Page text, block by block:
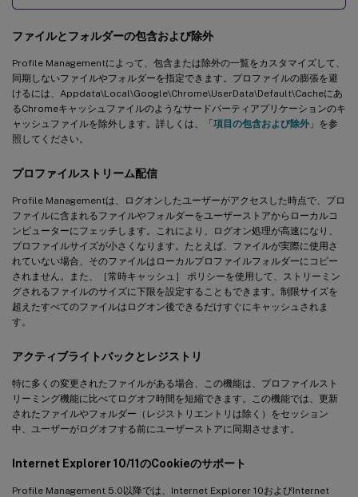
ファイルとフォルダーの包含および除外
Profile Managementによって、包含または除外の一覧をカスタマイズして、
同期しないファイルやフォルダーを指定できます。プロファイルの膨張を避
けるには、Appdata\Local\Google\Chrome\UserData\Default\Cacheにあ
るChromeキャッシュファイルのようなサードパーティアプリケーションのキ
ャッシュファイルを除外します。詳しくは、「項目の包含および除外 」を参
照してください。
プロファイルストリーム配信
Profile Managementは、ログオンしたユーザーがアクセスした時点で、プロ
ファイルに含まれるファイルやフォルダーをユーザーストアからローカルコ
ンピューターにフェッチします。これにより、ログオン処理が高速になり、
プロファイルサイズが小さくなります。たとえば、ファイルが実際に使用さ
れていない場合、そのファイルはローカルプロファイルフォルダーにコピー
されません。また、［常時キャッシュ］ ポリシーを使用して、ストリーミン
グされるファイルのサイズに下限を設定することもできます。制限サイズを
超えたすべてのファイルはログオン後できるだけすぐにキャッシュされま
す。
アクティブライトバックとレジストリ
特に多くの変更されたファイルがある場合、この機能は、プロファイルスト
リーミング機能に比べてログオフ時間を短縮できます。この機能では、更新
されたファイルやフォルダー（レジストリエントリは除く）をセッション
中、ユーザーがログオフする前にユーザーストアに同期させます。
Internet Explorer 10/11のCookieのサポート
Profile Management 5.0以降では、Internet Explorer 10およびInternet